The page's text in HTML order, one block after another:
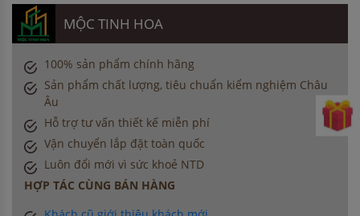
MỘC TINH HOA
100% sản phẩm chính hãng
Sản phẩm chất lượng, tiêu chuẩn kiểm nghiệm Châu
Âu
Hỗ trợ tư vấn thiết kế miễn phí
Vận chuyển lắp đặt toàn quốc
Luôn đổi mới vì sức khoẻ NTD
HỢP TÁC CÙNG BÁN HÀNG